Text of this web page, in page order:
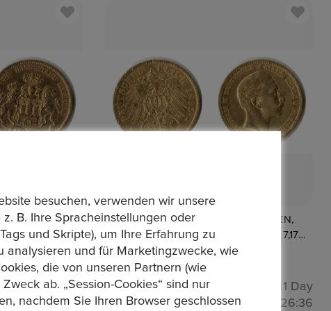
PREUSSEN,
1895 A. 7,17
Startzeit1 Day
01:26:34
DEUTSCHES KAISERREICH. PREUSSEN,
Wilhelm II., 1888-1918. 20 Mark 1910 J. 7,17 Gr.
Feingold
Startpreis : 1,00 €
Alle Gebote
: 0
Auktion Startzeit 1 Day
01:24:34
besuchen, verwenden wir unsere
B. Ihre Spracheinstellungen oder
und Skripte), um Ihre Erfahrung zu
analysieren und für Marketingzwecke, wie
die von unseren Partnern (wie
ab. „Session-Cookies“ sind nur
nachdem Sie Ihren Browser geschlossen